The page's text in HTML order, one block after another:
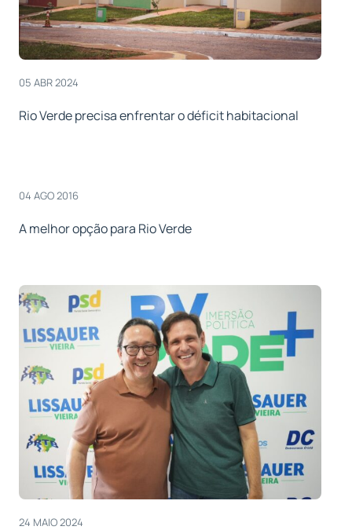
05 ABR 2024
Rio Verde precisa enfrentar o déficit habitacional
04 AGO 2016
A melhor opção para Rio Verde
24 MAIO 2024